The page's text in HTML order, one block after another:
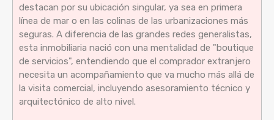
destacan por su ubicación singular, ya sea en primera
línea de mar o en las colinas de las urbanizaciones más
seguras. A diferencia de las grandes redes generalistas,
esta inmobiliaria nació con una mentalidad de "boutique
de servicios", entendiendo que el comprador extranjero
necesita un acompañamiento que va mucho más allá de
la visita comercial, incluyendo asesoramiento técnico y
arquitectónico de alto nivel.